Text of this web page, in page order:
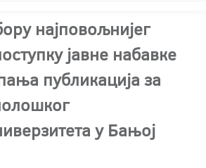
најповољнијег
јавне набавке
публикација за
у Бањој